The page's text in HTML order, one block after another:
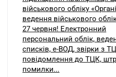
військового обліку
ведення військового
27 червня! Електронний
персональний облік,
списків, е-ВОД, звірки з
повідомлення до ТЦК,
помилки...